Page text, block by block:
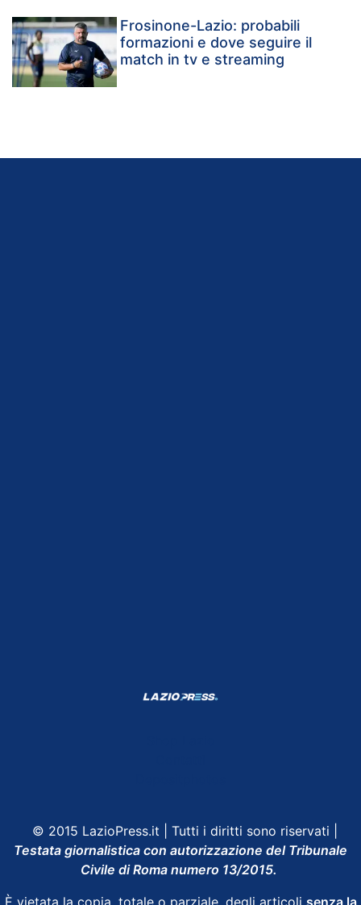
Frosinone-Lazio: probabili
formazioni e dove seguire il
match in tv e streaming
© 2015 LazioPress.it | Tutti i diritti sono riservati |
Testata giornalistica con autorizzazione del Tribunale
Civile di Roma numero 13/2015.
È vietata la copia, totale o parziale, degli articoli senza la